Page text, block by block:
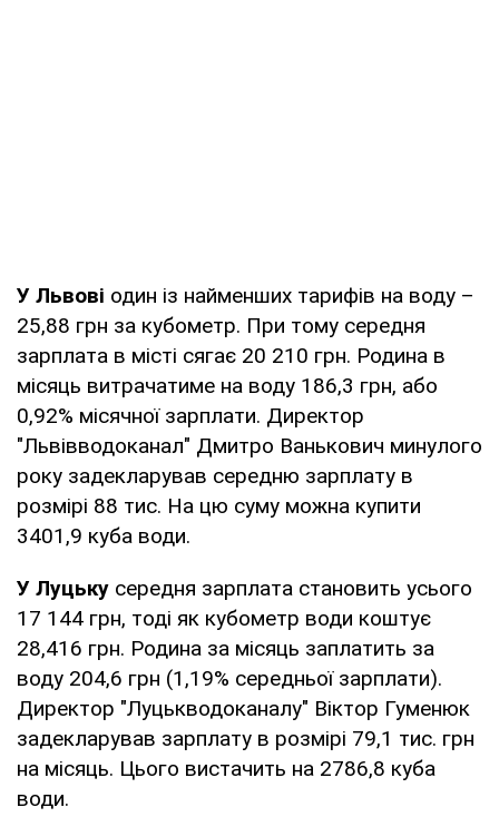
У Львові один із найменших тарифів на воду –
25,88 грн за кубометр. При тому середня
зарплата в місті сягає 20 210 грн. Родина в
місяць витрачатиме на воду 186,3 грн, або
0,92% місячної зарплати. Директор
"Львівводоканал" Дмитро Ванькович минулого
року задекларував середню зарплату в
розмірі 88 тис. На цю суму можна купити
3401,9 куба води.
У Луцьку середня зарплата становить усього
17 144 грн, тоді як кубометр води коштує
28,416 грн. Родина за місяць заплатить за
воду 204,6 грн (1,19% середньої зарплати).
Директор "Луцькводоканалу" Віктор Гуменюк
задекларував зарплату в розмірі 79,1 тис. грн
на місяць. Цього вистачить на 2786,8 куба
води.